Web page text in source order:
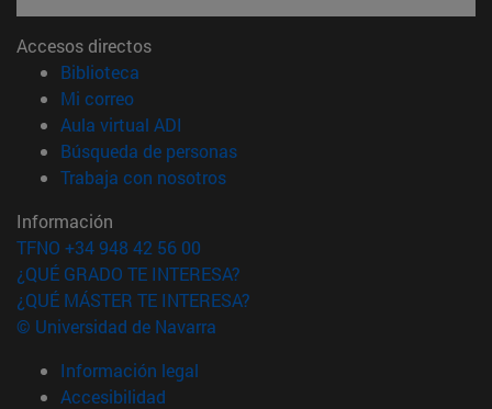
Accesos directos
Biblioteca
Mi correo(abre en nueva ventana)
Aula virtual ADI
Búsqueda de personas(abre en nueva ventana)
Trabaja con nosotros(abre en nueva ventana)
Información
TFNO +34 948 42 56 00
¿QUÉ GRADO TE INTERESA?
¿QUÉ MÁSTER TE INTERESA?
© Universidad de Navarra
Información legal
Accesibilidad